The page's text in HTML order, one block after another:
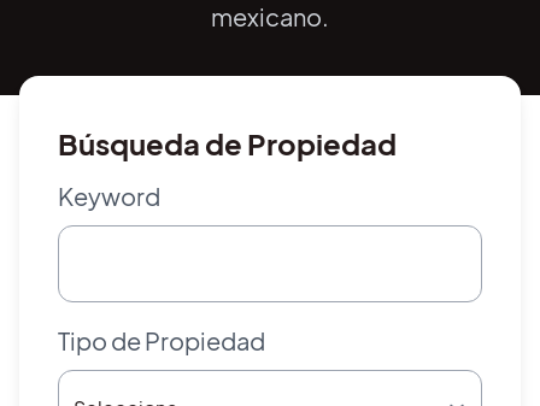
mexicano.
Búsqueda de Propiedad
Keyword
Tipo de Propiedad